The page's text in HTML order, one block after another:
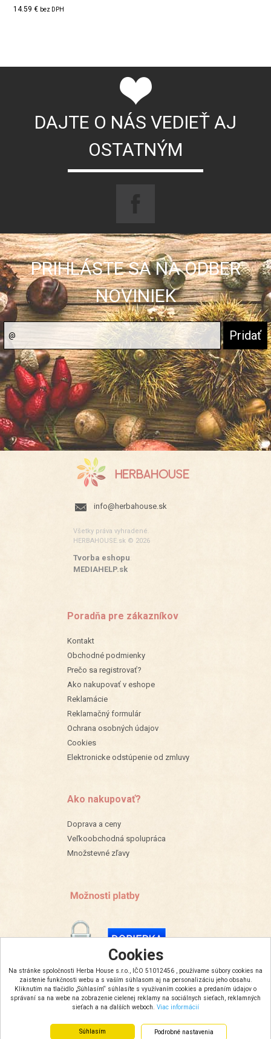
Cookies
Na stránke spoločnosti Herba House s.r.o., IČO 51012456 , používame súbory cookies na
zaistenie funkčnosti webu a s vaším súhlasom aj na personalizáciu jeho obsahu.
Kliknutím na tlačidlo „Súhlasím“ súhlasíte s využívaním cookies a predaním údajov o
správaní sa na webe na zobrazenie cielenej reklamy na sociálnych sieťach, reklamných
sieťach a na ďalších weboch. Viac informácií
Súhlasím Podrobné nastavenia
14.59 € bez DPH
DAJTE O NÁS VEDIEŤ AJ
OSTATNÝM
PRIHLÁSTE SA NA ODBER
NOVINIEK
info@herbahouse.sk
Všetky práva vyhradené.
HERBAHOUSE.sk © 2026
Tvorba eshopu:
MEDIAHELP.sk
Poradňa pre zákazníkov
Kontakt
Obchodné podmienky
Prečo sa registrovať?
Ako nakupovať v eshope
Reklamácie
Reklamačný formulár
Ochrana osobných údajov
Cookies
Elektronicke odstúpenie od zmluvy
Ako nakupovať?
Doprava a ceny
Veľkoobchodná spolupráca
Množstevné zľavy